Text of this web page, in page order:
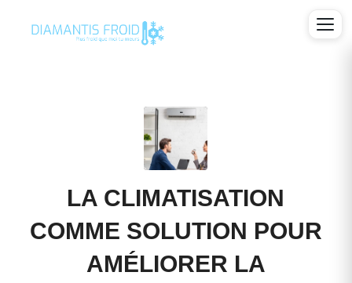
LA CLIMATISATION
COMME SOLUTION POUR
AMÉLIORER LA